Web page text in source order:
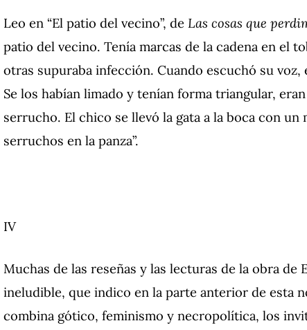
Leo en “El patio del vecino”, de Las cosas que
patio del vecino. Tenía marcas de la cadena en el
otras supuraba infección. Cuando escuchó su
Se los habían limado y tenían forma triangular,
serrucho. El chico se llevó la gata a la boca con
serruchos en la panza”.
IV
Muchas de las reseñas y las lecturas de la obra de
ineludible, que indico en la parte anterior de esta
combina gótico, feminismo y necropolítica, los